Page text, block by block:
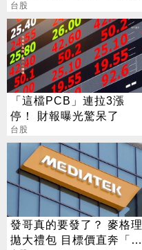
台股
「這檔PCB」連拉3漲
停！ 財報曝光驚呆了
台股
發哥真的要發了？ 麥格理
拋大禮包 目標價直奔「1